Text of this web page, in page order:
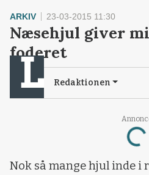
ARKIV 23-03-2015 11:30
Næsehjul giver
foderet
Redaktionen
Nok så mange hjul inde i